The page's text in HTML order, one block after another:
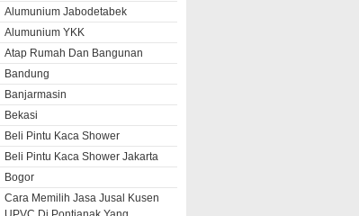
Alumunium Jabodetabek
Alumunium YKK
Atap Rumah Dan Bangunan
Bandung
Banjarmasin
Bekasi
Beli Pintu Kaca Shower
Beli Pintu Kaca Shower Jakarta
Bogor
Cara Memilih Jasa Jusal Kusen